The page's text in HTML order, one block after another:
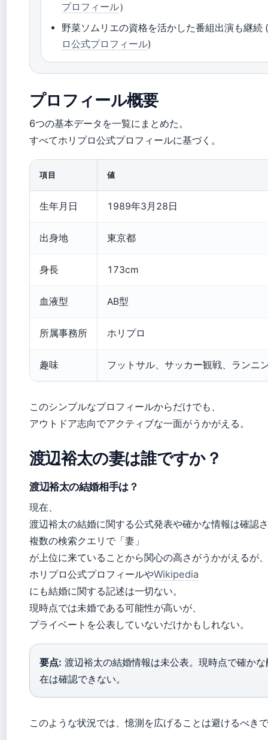
プロフィール）
野菜ソムリエの資格を活かした番組出演も継続
ロ公式プロフィール)
プロフィール概要
6つの基本データを一覧にまとめた。
すべてホリプロ公式プロフィールに基づく。
項目 値
生年月日 1989年3月28日
出身地 東京都
身長 173cm
血液型 AB型
所属事務所 ホリプロ
趣味 フットサル、サッカー観戦、ランニ
このシンプルなプロフィールからだけでも、
アウトドア志向でアクティブな一面がうかがえる。
渡辺裕太の妻は誰ですか？
渡辺裕太の結婚相手は？
現在、
渡辺裕太の結婚に関する公式発表や確かな情報は確認
複数の検索クエリで「妻」
が上位に来ていることから関心の高さがうかがえるが、
ホリプロ公式プロフィールやWikipedia
にも結婚に関する記述は一切ない。
現時点では未婚である可能性が高いが、
プライベートを公表していないだけかもしれない。
要点: 渡辺裕太の結婚情報は未公表。現時点で確か
在は確認できない。
このような状況では、憶測を広げることは避けるべき